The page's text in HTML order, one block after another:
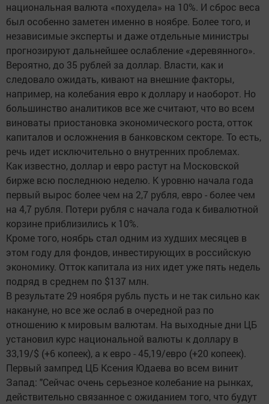
национальная валюта «похудела» на 10%. И сброс веса
был особенно заметен именно в ноябре. Более того, и
независимые эксперты и даже отдельные министры
прогнозируют дальнейшее ослабление «деревянного».
Вероятно, до 35 рублей за доллар. Власти, как и
следовало ожидать, кивают на внешние факторы,
например, на колебания евро к доллару и наоборот. Но
большинство аналитиков все же считают, что во всем
виноваты приостановка экономического роста, отток
капиталов и осложнения в банковском секторе. То есть,
речь идет исключительно о внутренних проблемах.
Как известно, доллар и евро растут на Московской
бирже всю последнюю неделю. К уровню начала года
первый вырос более чем на 2,7 рубля, евро - более чем
на 4,7 рубля. Потери рубля с начала года к бивалютной
корзине приблизились к 10%.
Кроме того, ноябрь стал одним из худших месяцев в
этом году для фондов, инвестирующих в российскую
экономику. Отток капитала из них идет уже пять недель
подряд в среднем по $137 млн.
В результате 29 ноября рубль пусть и не так сильно как
накануне, но все же ослаб в очередной раз по
отношению к мировым валютам. На выходные дни ЦБ
установил курс национальной валюты к доллару в
33,19/$ (+6 копеек), а к евро - 45,19/евро (+20 копеек).
Первый зампред ЦБ Ксения Юдаева во всем винит
Запад: "Сейчас очень серьезное колебание на рынках,
действительно связанное с ожиданием того, что будут